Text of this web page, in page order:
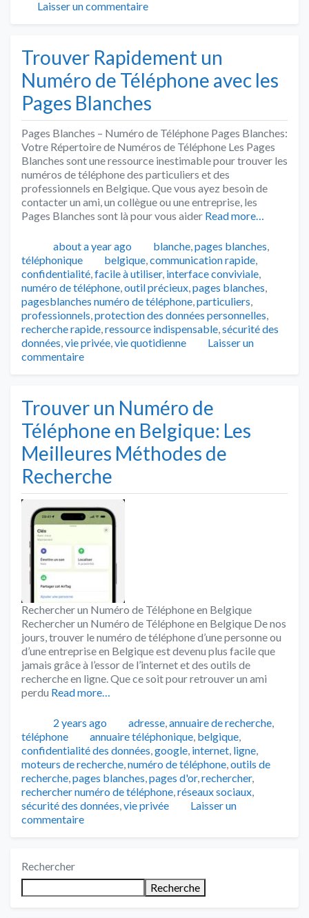
Laisser un commentaire
Trouver Rapidement un
Numéro de Téléphone avec les
Pages Blanches
Pages Blanches – Numéro de Téléphone Pages Blanches:
Votre Répertoire de Numéros de Téléphone Les Pages
Blanches sont une ressource inestimable pour trouver les
numéros de téléphone des particuliers et des
professionnels en Belgique. Que vous ayez besoin de
contacter un ami, un collègue ou une entreprise, les
Pages Blanches sont là pour vous aider Read more…
Publié
about a year ago Catégories
blanche,pages blanches,
téléphonique
Tags
belgique,communication rapide,
confidentialité,facile à utiliser, interface conviviale,
numéro de téléphone,outil précieux,pages blanches,
pagesblanches numéro de téléphone,particuliers,
professionnels,protection des données personnelles,
recherche rapide,ressource indispensable,sécurité des
données,vie privée,vie quotidienne
Laisser un
commentaire
Trouver un Numéro de
Téléphone en Belgique: Les
Meilleures Méthodes de
Recherche
Rechercher un Numéro de Téléphone en Belgique
Rechercher un Numéro de Téléphone en Belgique De nos
jours, trouver le numéro de téléphone d’une personne ou
d’une entreprise en Belgique est devenu plus facile que
jamais grâce à l’essor de l’internet et des outils de
recherche en ligne. Que ce soit pour retrouver un ami
perdu Read more…
Publié2 years ago Catégories
adresse,annuaire de recherche,
téléphone
Tags
annuaire téléphonique, belgique,
confidentialité des données,google, internet, ligne,
moteurs de recherche,numéro de téléphone,outils de
recherche,pages blanches,pages d'or,rechercher,
rechercher numéro de téléphone,réseaux sociaux,
sécurité des données,vie privée
Laisser un
commentaire
Rechercher
Recherche